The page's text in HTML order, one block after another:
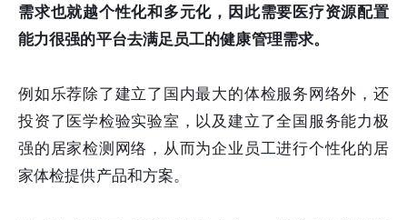
需求也就越个性化和多元化，因此需要医疗资源配置
能力很强的平台去满足员工的健康管理需求。
例如乐荐除了建立了国内最大的体检服务网络外，还
投资了医学检验实验室，以及建立了全国服务能力极
强的居家检测网络，从而为企业员工进行个性化的居
家体检提供产品和方案。